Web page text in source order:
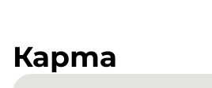
Карта